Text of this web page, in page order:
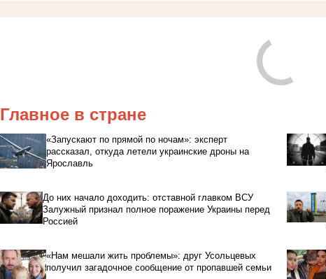
Главное в стране
«Запускают по прямой по ночам»: эксперт
рассказал, откуда летели украинские дроны на
Ярославль
До них начало доходить: отставной главком ВСУ
Залужный признал полное поражение Украины перед
Россией
«Нам мешали жить проблемы»: друг Усольцевых
получил загадочное сообщение от пропавшей семьи